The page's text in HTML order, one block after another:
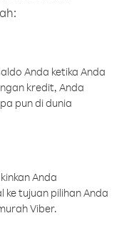
Anda ketika Anda
kredit, Anda
pun di dunia
Anda
tujuan pilihan Anda
Viber.